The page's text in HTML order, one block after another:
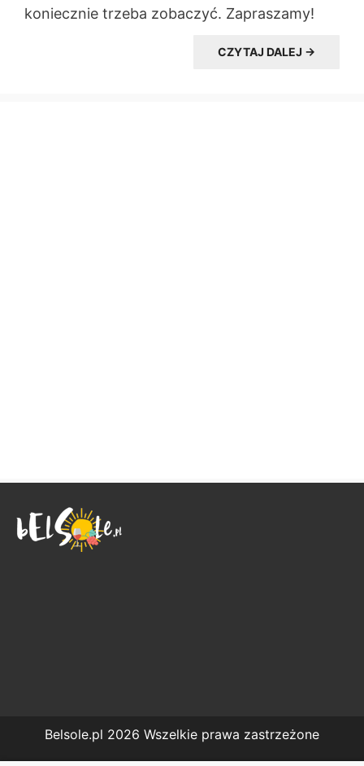
koniecznie trzeba zobaczyć. Zapraszamy!
CZYTAJ DALEJ →
Belsole.pl 2026 Wszelkie prawa zastrzeżone